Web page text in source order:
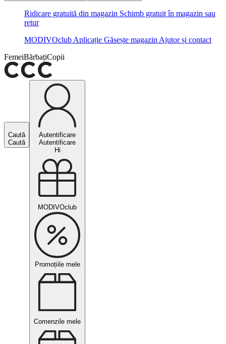
Ridicare gratuită din magazin Schimb gratuit în magazin sau
retur
MODIVOclub Aplicație Găsește magazin Ajutor și contact
FemeiBărbațiCopii
Caută
Caută
Autentificare
Autentificare
Hi
MODIVOclub
Promoțiile mele
Comenzile mele